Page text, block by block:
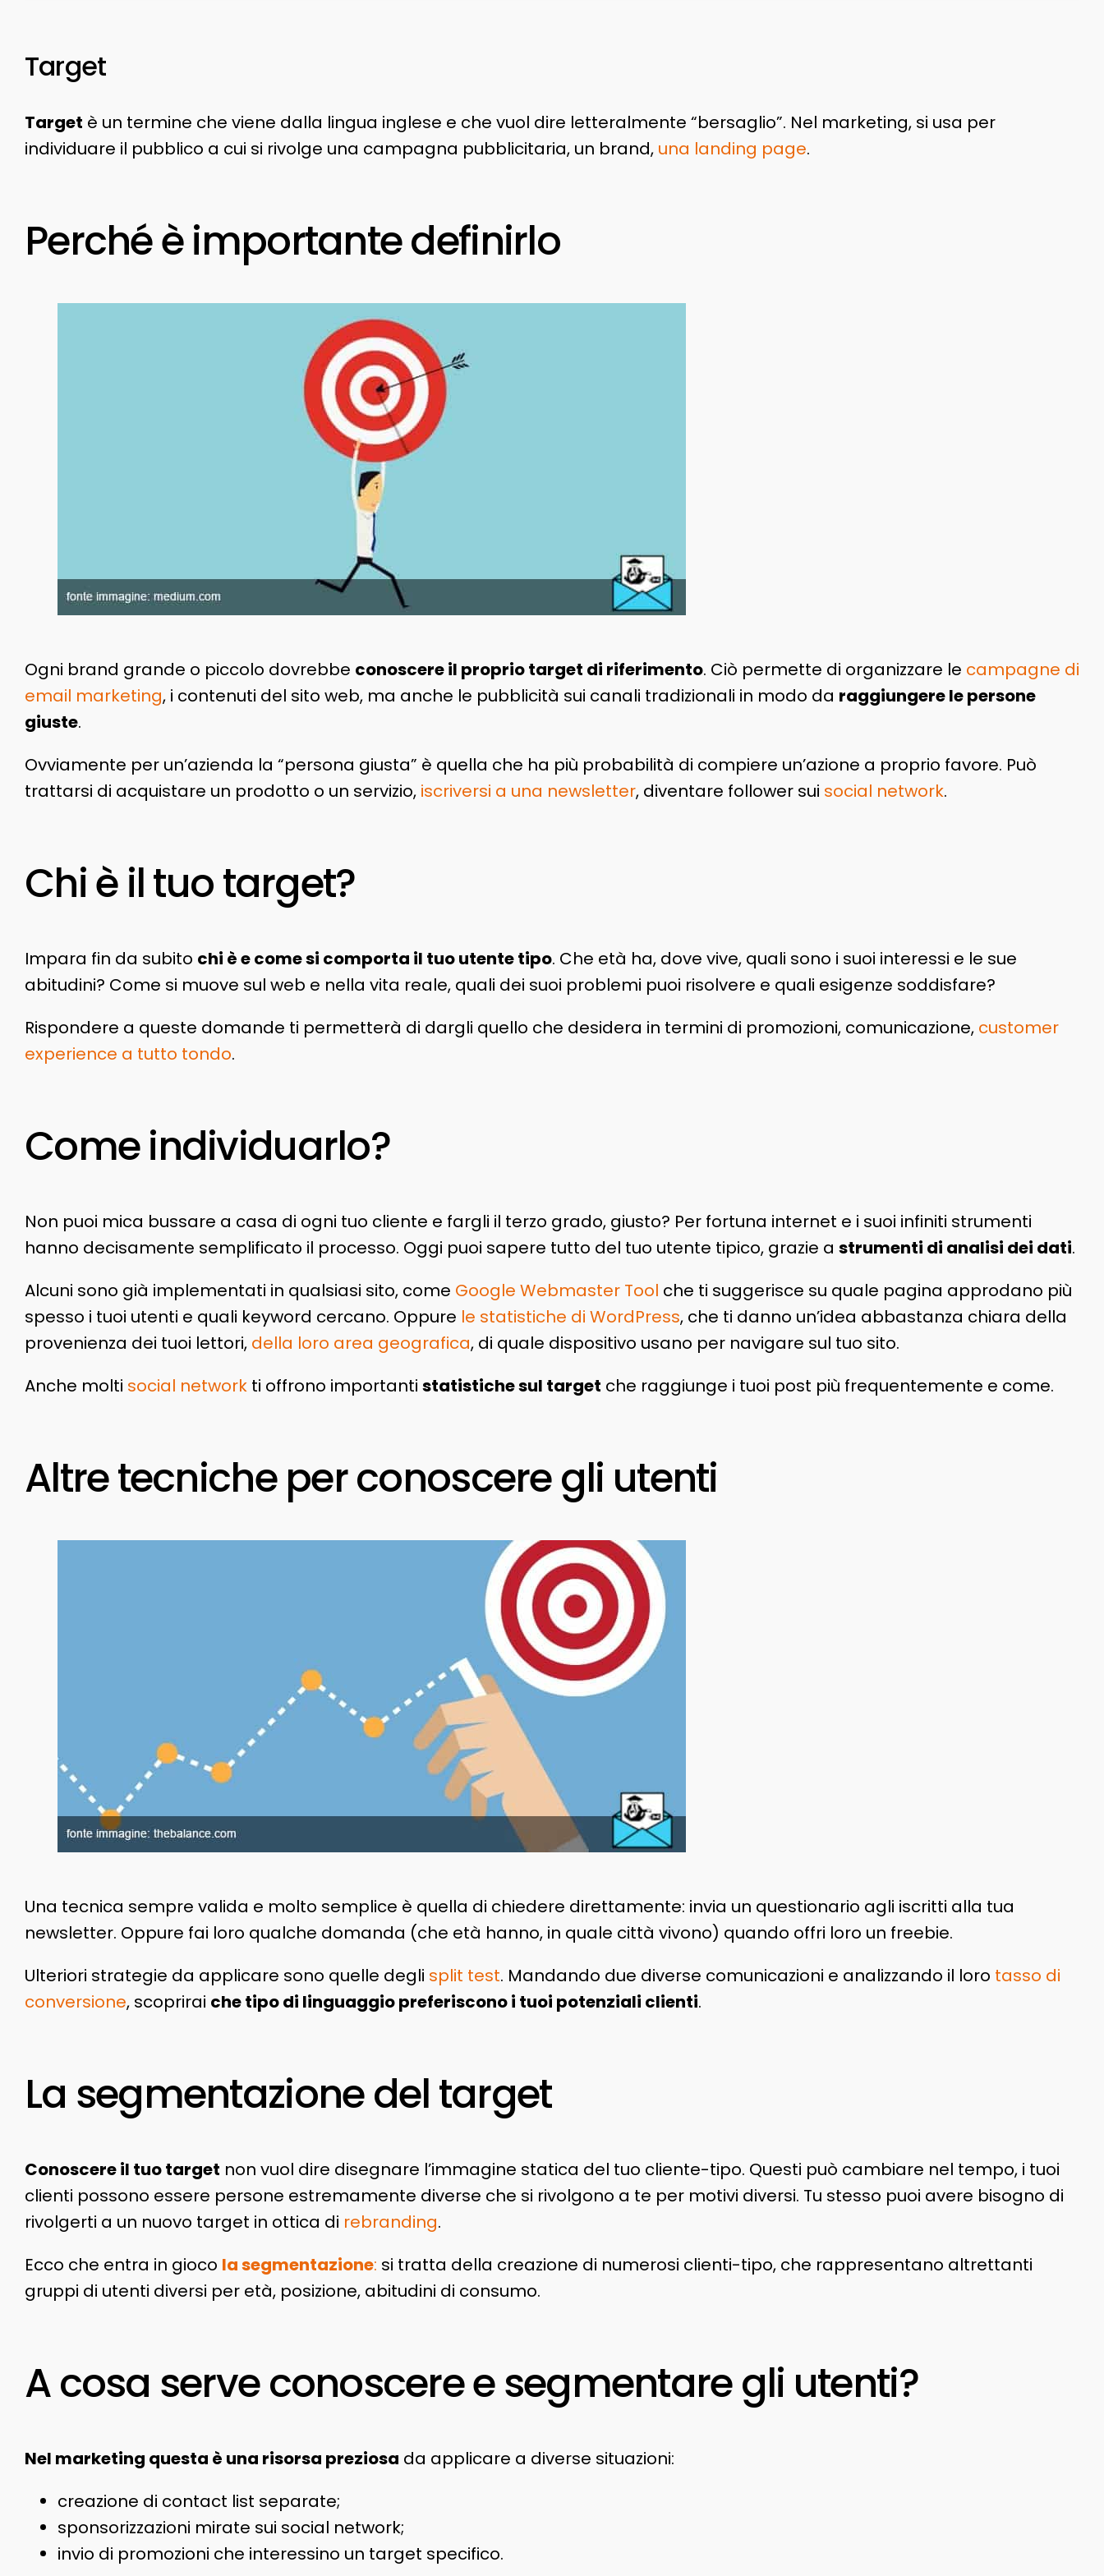
Target
Target è un termine che viene dalla lingua inglese e che vuol dire letteralmente “bersaglio”. Nel marketing, si usa per
individuare il pubblico a cui si rivolge una campagna pubblicitaria, un brand, una landing page.
Perché è importante definirlo
Ogni brand grande o piccolo dovrebbe conoscere il proprio target di riferimento. Ciò permette di organizzare le campagne di
email marketing, i contenuti del sito web, ma anche le pubblicità sui canali tradizionali in modo da raggiungere le persone
giuste.
Ovviamente per un’azienda la “persona giusta” è quella che ha più probabilità di compiere un’azione a proprio favore. Può
trattarsi di acquistare un prodotto o un servizio, iscriversi a una newsletter, diventare follower sui social network.
Chi è il tuo target?
Impara fin da subito chi è e come si comporta il tuo utente tipo. Che età ha, dove vive, quali sono i suoi interessi e le sue
abitudini? Come si muove sul web e nella vita reale, quali dei suoi problemi puoi risolvere e quali esigenze soddisfare?
Rispondere a queste domande ti permetterà di dargli quello che desidera in termini di promozioni, comunicazione, customer
experience a tutto tondo.
Come individuarlo?
Non puoi mica bussare a casa di ogni tuo cliente e fargli il terzo grado, giusto? Per fortuna internet e i suoi infiniti strumenti
hanno decisamente semplificato il processo. Oggi puoi sapere tutto del tuo utente tipico, grazie a strumenti di analisi dei dati.
Alcuni sono già implementati in qualsiasi sito, come Google Webmaster Tool che ti suggerisce su quale pagina approdano più
spesso i tuoi utenti e quali keyword cercano. Oppure le statistiche di WordPress, che ti danno un’idea abbastanza chiara della
provenienza dei tuoi lettori, della loro area geografica, di quale dispositivo usano per navigare sul tuo sito.
Anche molti social network ti offrono importanti statistiche sul target che raggiunge i tuoi post più frequentemente e come.
Altre tecniche per conoscere gli utenti
Una tecnica sempre valida e molto semplice è quella di chiedere direttamente: invia un questionario agli iscritti alla tua
newsletter. Oppure fai loro qualche domanda (che età hanno, in quale città vivono) quando offri loro un freebie.
Ulteriori strategie da applicare sono quelle degli split test. Mandando due diverse comunicazioni e analizzando il loro tasso di
conversione, scoprirai che tipo di linguaggio preferiscono i tuoi potenziali clienti.
La segmentazione del target
Conoscere il tuo target non vuol dire disegnare l’immagine statica del tuo cliente-tipo. Questi può cambiare nel tempo, i tuoi
clienti possono essere persone estremamente diverse che si rivolgono a te per motivi diversi. Tu stesso puoi avere bisogno di
rivolgerti a un nuovo target in ottica di rebranding.
Ecco che entra in gioco la segmentazione: si tratta della creazione di numerosi clienti-tipo, che rappresentano altrettanti
gruppi di utenti diversi per età, posizione, abitudini di consumo.
A cosa serve conoscere e segmentare gli utenti?
Nel marketing questa è una risorsa preziosa da applicare a diverse situazioni:
creazione di contact list separate;
sponsorizzazioni mirate sui social network;
invio di promozioni che interessino un target specifico.